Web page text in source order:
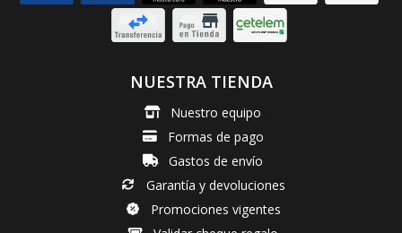
NUESTRA TIENDA
Nuestro equipo
Formas de pago
Gastos de envío
Garantía y devoluciones
Promociones vigentes